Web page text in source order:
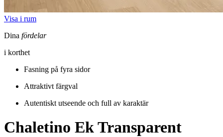
Visa i rum
Dina fördelar
i korthet
Fasning på fyra sidor
Attraktivt färgval
Autentiskt utseende och full av karaktär
Chaletino Ek Transparent